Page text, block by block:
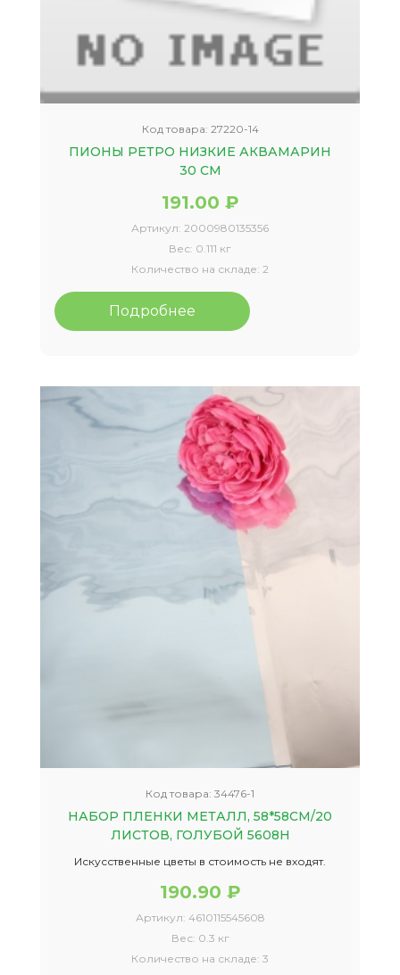
Код товара: 27220-14
ПИОНЫ РЕТРО НИЗКИЕ АКВАМАРИН
30 СМ
191.00 ₽
Артикул: 2000980135356
Вес: 0.111 кг
Количество на складе: 2
Подробнее
Код товара: 34476-1
НАБОР ПЛЕНКИ МЕТАЛЛ, 58*58СМ/20
ЛИСТОВ, ГОЛУБОЙ 5608Н
Искусственные цветы в стоимость не входят.
190.90 ₽
Артикул: 4610115545608
Вес: 0.3 кг
Количество на складе: 3